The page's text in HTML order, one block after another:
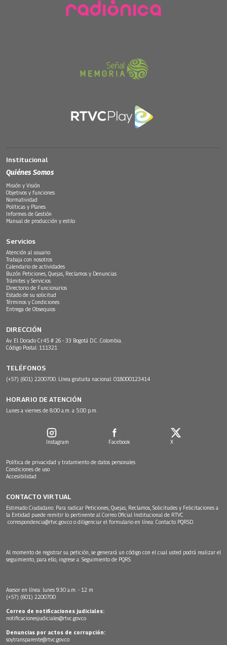
Institucional
Quiénes Somos
Misión y Visión
Objetivos y funciones
Normatividad
Políticas y Planes
Informes de Gestión
Manual de producción y estilo
Servicios
Atención al usuario
Trabaja con nosotros
Calendario de actividades
Buzón Peticiones, Quejas, Reclamos y Denuncias
Trámites y Servicios
Directorio de Funcionarios
Estado de su solicitud
Términos y Condiciones
Entrega de Obsequios
DIRECCIÓN
Av. El Dorado Cr.45 # 26 - 33 Bogotá D.C. Colombia.
Código Postal: 111321
TELÉFONOS
(+57) (601) 2200700. Línea gratuita nacional: 018000123414
HORARIO DE ATENCIÓN
Lunes a viernes de 8:00 a.m. a 5:00 p.m.
Instagram Facebook X
Política de privacidad y tratamiento de datos personales
Condiciones de uso
Accesibilidad
CONTACTO VIRTUAL
Estimado Ciudadano: Para radicar Peticiones, Quejas, Reclamos, Solicitudes y Felicitaciones a
la Entidad puede remitir lo pertinente al Correo Oficial Institucional de RTVC
correspondencia@rtvc.gov.co o diligenciar el formulario en línea: Contacto PQRSD.
Al momento de registrar su petición, se generará un código con el cual usted podrá realizar el
seguimiento, para ello, ingrese a: Seguimiento de PQRS
Asesor en línea: lunes 9:30 a.m. - 12 m
(+57) (601) 2200700
Correo de notificaciones judiciales:
notificacionesjudiciales@rtvc.gov.co
Denuncias por actos de corrupción:
soytransparente@rtvc.gov.co